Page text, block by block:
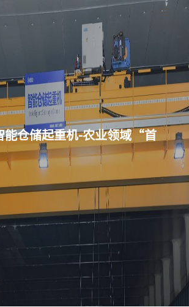
能仓储起重机-农业领域“首